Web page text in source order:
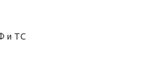
и ТС